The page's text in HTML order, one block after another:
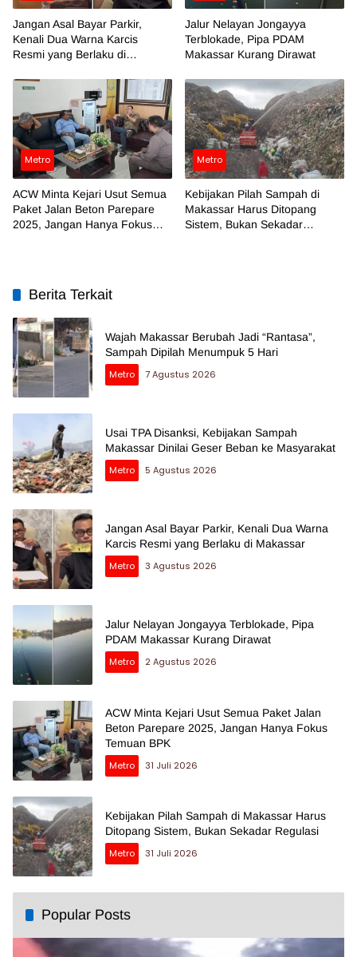
Jangan Asal Bayar Parkir,
Kenali Dua Warna Karcis
Resmi yang Berlaku di
Jalur Nelayan Jongayya
Terblokade, Pipa PDAM
Makassar Kurang Dirawat
Metro
ACW Minta Kejari Usut Semua
Paket Jalan Beton Parepare
2025, Jangan Hanya Fokus
Metro
Kebijakan Pilah Sampah di
Makassar Harus Ditopang
Sistem, Bukan Sekadar
Berita Terkait
Wajah Makassar Berubah Jadi “Rantasa”,
Sampah Dipilah Menumpuk 5 Hari
Metro
7 Agustus 2026
Usai TPA Disanksi, Kebijakan Sampah
Makassar Dinilai Geser Beban ke Masyarakat
Metro
5 Agustus 2026
Jangan Asal Bayar Parkir, Kenali Dua Warna
Karcis Resmi yang Berlaku di Makassar
Metro
3 Agustus 2026
Jalur Nelayan Jongayya Terblokade, Pipa
PDAM Makassar Kurang Dirawat
Metro
2 Agustus 2026
ACW Minta Kejari Usut Semua Paket Jalan
Beton Parepare 2025, Jangan Hanya Fokus
Temuan BPK
Metro
31 Juli 2026
Kebijakan Pilah Sampah di Makassar Harus
Ditopang Sistem, Bukan Sekadar Regulasi
Metro
31 Juli 2026
Popular Posts